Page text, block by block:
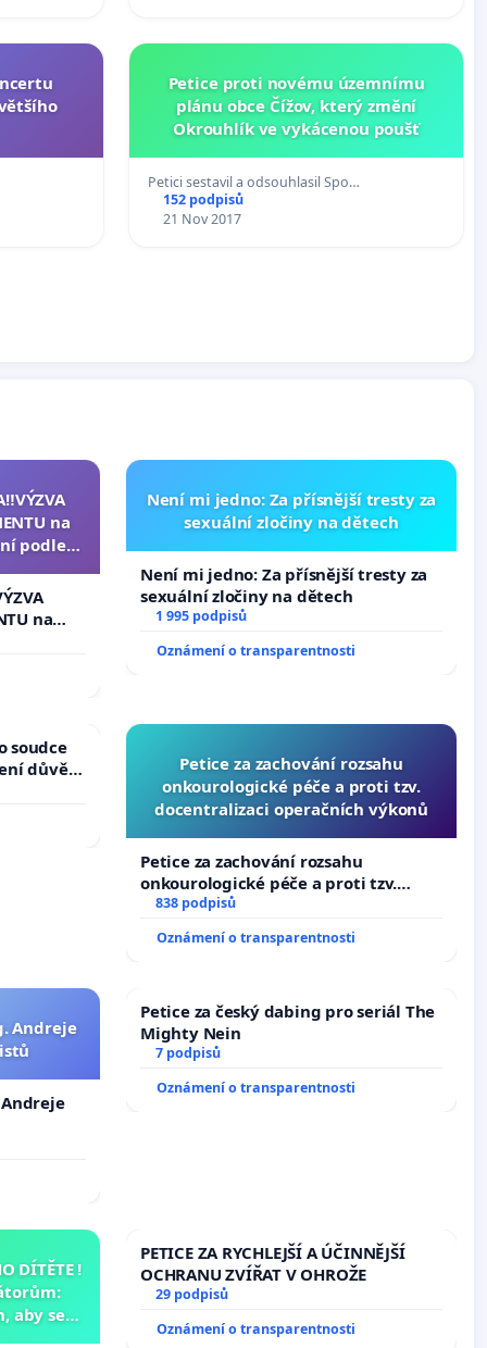
Petice proti novému územnímu
plánu obce Čížov, který změní
Okrouhlík ve vykácenou poušť
Petici sestavil a odsouhlasil Spo…
152 podpisů
21 Nov 2017
na
podle §
ústavní
na
§
návrhu
ústavní
Není mi jedno: Za přísnější tresty za
sexuální zločiny na dětech
Není mi jedno: Za přísnější tresty za
sexuální zločiny na dětech
1 995 podpisů
Oznámení o transparentnosti
soudce
důvěry
Petice za zachování rozsahu
onkourologické péče a proti tzv.
docentralizaci operačních výkonů
Petice za zachování rozsahu
onkourologické péče a proti tzv.
docentralizaci operačních výkonů
838 podpisů
Oznámení o transparentnosti
Andreje
Petice za český dabing pro seriál The
Mighty Nein
7 podpisů
Oznámení o transparentnosti
DÍTĚTE !
aby se
PETICE ZA RYCHLEJŠÍ A ÚČINNĚJŠÍ
OCHRANU ZVÍŘAT V OHROŽE
29 podpisů
Oznámení o transparentnosti